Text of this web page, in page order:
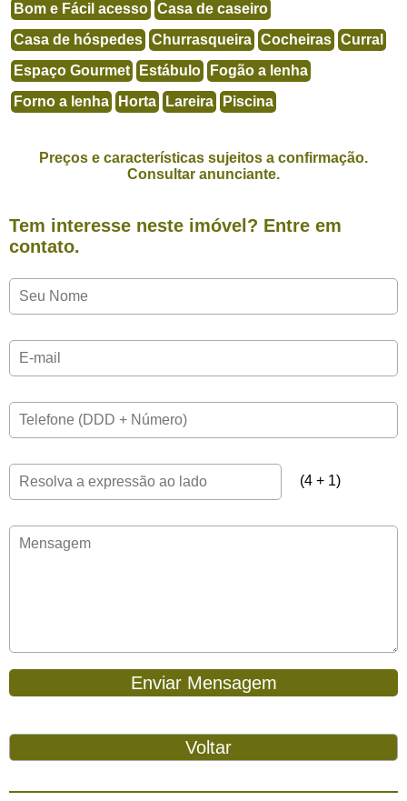
Bom e Fácil acesso Casa de caseiro
Casa de hóspedes Churrasqueira Cocheiras Curral
Espaço Gourmet
Estábulo
Fogão a lenha
Forno a lenha
Horta Lareira Piscina
Preços e características sujeitos a confirmação.
Consultar anunciante.
Tem interesse neste imóvel? Entre em
contato.
(4 + 1)
Enviar Mensagem